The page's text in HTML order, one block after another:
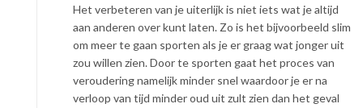
Het verbeteren van je uiterlijk is niet iets wat je altijd
aan anderen over kunt laten. Zo is het bijvoorbeeld slim
om meer te gaan sporten als je er graag wat jonger uit
zou willen zien. Door te sporten gaat het proces van
veroudering namelijk minder snel waardoor je er na
verloop van tijd minder oud uit zult zien dan het geval